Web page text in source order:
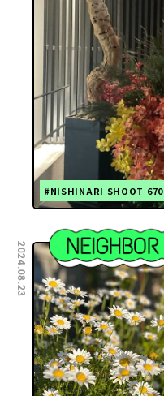
#NISHINARI SHOOT 670
2024.08.23